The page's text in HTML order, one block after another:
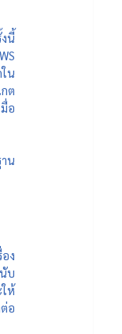
นี้
น
ต
อ
น
ง
บ
ให้
อ